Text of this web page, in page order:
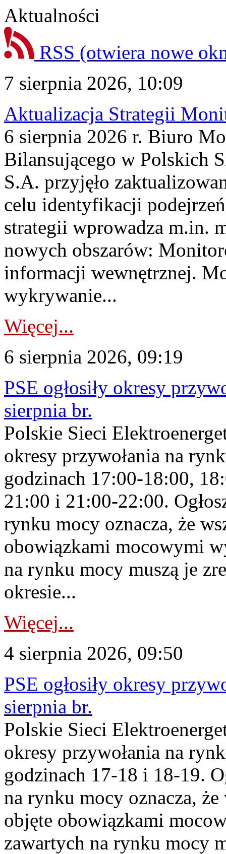
Aktualności
RSS (otwiera nowe
7 sierpnia 2026, 10:09
Aktualizacja Strategii
6 sierpnia 2026 r. Biuro
Bilansującego w Polskich
S.A. przyjęło
celu identyfikacji
strategii wprowadza m.in.
nowych obszarów:
informacji wewnętrznej.
wykrywanie...
Więcej...
6 sierpnia 2026, 09:19
PSE ogłosiły okresy
sierpnia br.
Polskie Sieci
okresy przywołania na
godzinach 17:00-18:00,
21:00 i 21:00-22:00.
rynku mocy oznacza, że
obowiązkami mocowymi
na rynku mocy muszą je
okresie...
Więcej...
4 sierpnia 2026, 09:50
PSE ogłosiły okresy
sierpnia br.
Polskie Sieci
okresy przywołania na
godzinach 17-18 i 18-19.
na rynku mocy oznacza,
objęte obowiązkami
zawartych na rynku mocy